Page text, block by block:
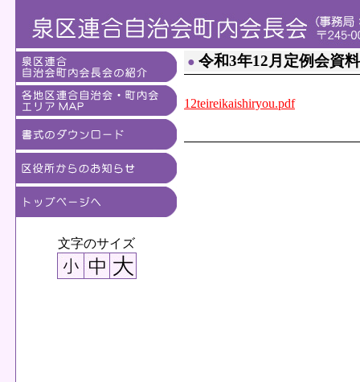
文字のサイズ
● 令和3年12月定例会資料
12teireikaishiryou.pdf